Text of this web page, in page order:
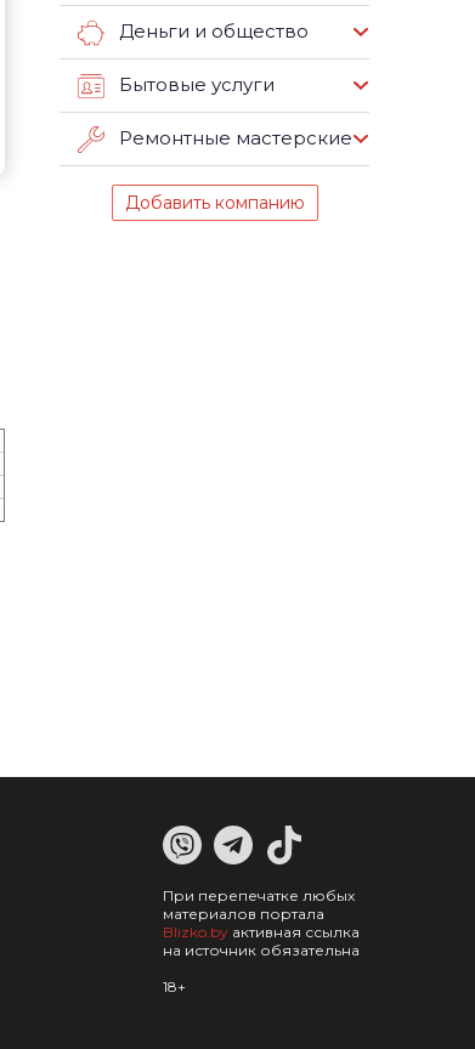
Деньги и общество
Бытовые услуги
Ремонтные мастерские
Добавить компанию
При перепечатке любых
материалов портала
Blizko.by активная ссылка
на источник обязательна
18+